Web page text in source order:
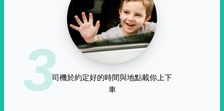
3司機於約定好的時間與地點載你上下
車